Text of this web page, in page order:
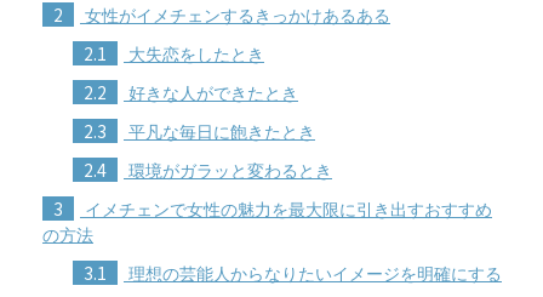
2 女性がイメチェンするきっかけあるある
2.1 大失恋をしたとき
2.2 好きな人ができたとき
2.3 平凡な毎日に飽きたとき
2.4 環境がガラッと変わるとき
3
イメチェンで女性の魅力を最大限に引き出すおすすめ
の方法
3.1 理想の芸能人からなりたいイメージを明確にする